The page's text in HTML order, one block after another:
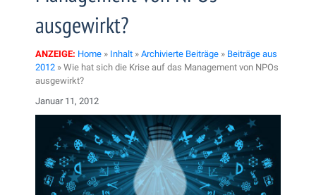
ausgewirkt?
ANZEIGE: Home » Inhalt » Archivierte Beiträge » Beiträge aus
2012 » Wie hat sich die Krise auf das Management von NPOs
ausgewirkt?
Januar 11, 2012